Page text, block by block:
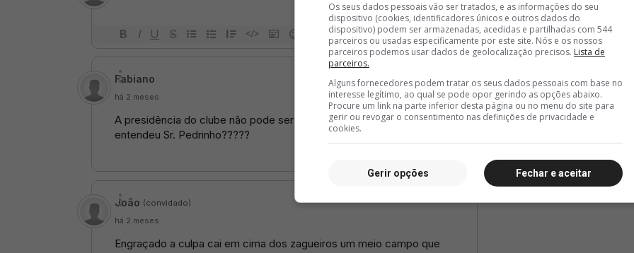
Os seus dados pessoais vão ser tratados, e as informações do seu
dispositivo (cookies, identificadores únicos e outros dados do
dispositivo) podem ser armazenadas, acedidas e partilhadas com 544
parceiros ou usadas especificamente por este site. Nós e os nossos
parceiros podemos usar dados de geolocalização precisos. Lista de
parceiros.
Alguns fornecedores podem tratar os seus dados pessoais com base no
interesse legítimo, ao qual se pode opor gerindo as opções abaixo.
Procure um link na parte inferior desta página ou no menu do site para
gerir ou revogar o consentimento nas definições de privacidade e
cookies.
Fechar e aceitar
Gerir opções